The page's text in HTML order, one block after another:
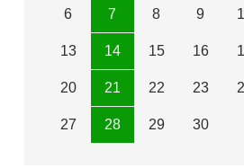
6 7 8 9
13 14 15 16
20 21 22 23
27 28 29 30